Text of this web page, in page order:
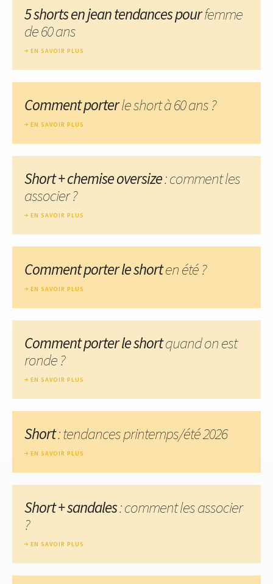
5 shorts en jean tendances pourfemme
de 60 ans
EN SAVOIR PLUS
Comment porterle short à 60 ans ?
EN SAVOIR PLUS
Short + chemise oversize: comment les
associer ?
EN SAVOIR PLUS
Comment porter le shorten été ?
EN SAVOIR PLUS
Comment porter le shortquand on est
ronde ?
EN SAVOIR PLUS
Short: tendances printemps/été 2026
EN SAVOIR PLUS
Short + sandales: comment les associer
?
EN SAVOIR PLUS